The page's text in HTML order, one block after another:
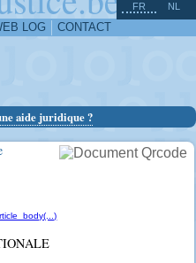
LOG CONTACT
FR NL
aide juridique ?
^